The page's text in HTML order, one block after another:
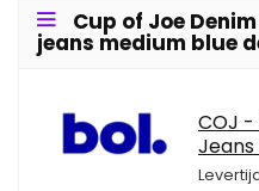
Cup of Joe
jeans medium blue
COJ -